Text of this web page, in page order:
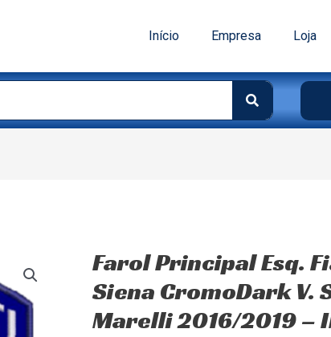
Início Empresa Loja
Farol Principal Esq.
Siena CromoDark V.
Marelli 2016/2019 –